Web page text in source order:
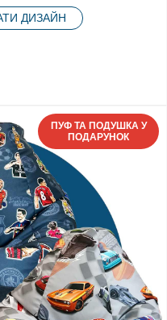
займає весь
для сидіння.
ДИЗАЙН
ПУФ ТА ПОДУШКА У
ПОДАРУНОК